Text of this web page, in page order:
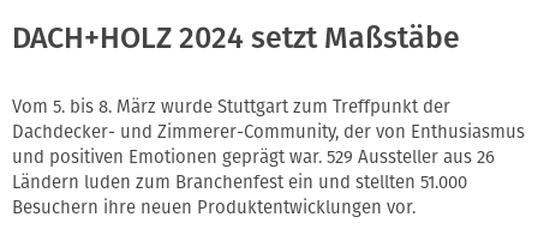
DACH+HOLZ 2024 setzt Maßstäbe
Vom 5. bis 8. März wurde Stuttgart zum Treffpunkt der
Dachdecker- und Zimmerer-Community, der von Enthusiasmus
und positiven Emotionen geprägt war. 529 Aussteller aus 26
Ländern luden zum Branchenfest ein und stellten 51.000
Besuchern ihre neuen Produktentwicklungen vor.